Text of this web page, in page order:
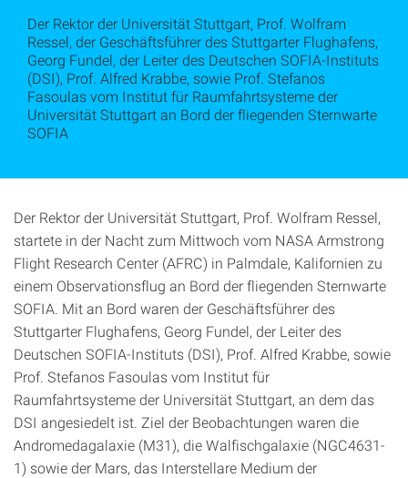
Der Rektor der Universität Stuttgart, Prof. Wolfram
Ressel, der Geschäftsführer des Stuttgarter Flughafens,
Georg Fundel, der Leiter des Deutschen SOFIA-Instituts
(DSI), Prof. Alfred Krabbe, sowie Prof. Stefanos
Fasoulas vom Institut für Raumfahrtsysteme der
Universität Stuttgart an Bord der fliegenden Sternwarte
SOFIA
Der Rektor der Universität Stuttgart, Prof. Wolfram Ressel,
startete in der Nacht zum Mittwoch vom NASA Armstrong
Flight Research Center (AFRC) in Palmdale, Kalifornien zu
einem Observationsflug an Bord der fliegenden Sternwarte
SOFIA. Mit an Bord waren der Geschäftsführer des
Stuttgarter Flughafens, Georg Fundel, der Leiter des
Deutschen SOFIA-Instituts (DSI), Prof. Alfred Krabbe, sowie
Prof. Stefanos Fasoulas vom Institut für
Raumfahrtsysteme der Universität Stuttgart, an dem das
DSI angesiedelt ist. Ziel der Beobachtungen waren die
Andromedagalaxie (M31), die Walfischgalaxie (NGC4631-
1) sowie der Mars, das Interstellare Medium der